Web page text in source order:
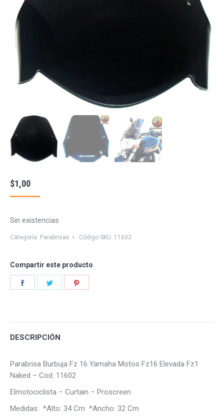
$1,00
Sin existencias
Categoría: Parabrisas Código SKU: 11602
Compartir este producto
DESCRIPCIÓN
Parabrisa Burbuja Fz 16 Yamaha Motos Fz16 Elevada Fz1
Naked – Cod. 11602
Elmotociclista – Curtain – Proscreen
Medidas: *Alto: 34 Cm *Ancho: 32 Cm